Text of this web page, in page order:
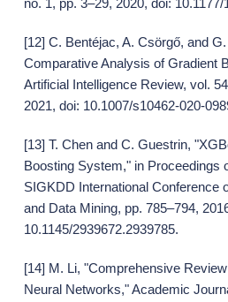
no. 1, pp. 3–29, 2020, doi:
[12] C. Bentéjac, A. Csörgő, and
Comparative Analysis of Gradient
Artificial Intelligence Review, vol.
2021, doi: 10.1007/s10462-020-
[13] T. Chen and C. Guestrin,
Boosting System," in Proceedings
SIGKDD International Conference
and Data Mining, pp. 785–794,
10.1145/2939672.2939785.
[14] M. Li, "Comprehensive
Neural Networks," Academic